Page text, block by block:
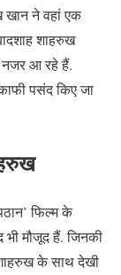
खान ने वहां एक
शाहरुख
नजर आ रहे हैं.
पसंद किए जा
फिल्म के
मौजूद हैं. जिनकी
के साथ देखी